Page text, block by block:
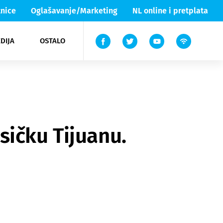
Oglašavanje/Marketing NL online i pretplata
OSTALO
Lika & Senj
TV
Tijuanu.